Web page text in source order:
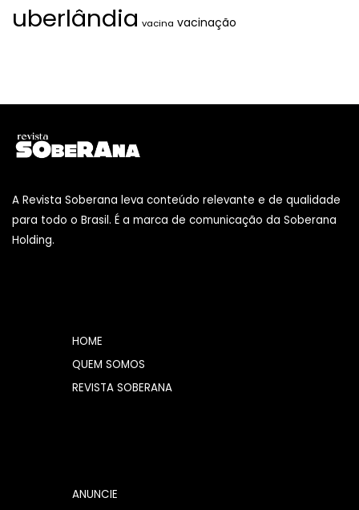
uberlândia vacina vacinação
A Revista Soberana leva conteúdo relevante e de qualidade
para todo o Brasil. É a marca de comunicação da Soberana
Holding.
HOME
QUEM SOMOS
REVISTA SOBERANA
ANUNCIE